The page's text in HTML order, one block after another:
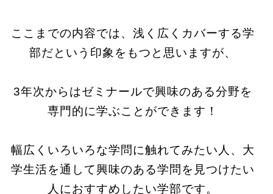
ここまでの内容では、浅く広くカバーする学
部だという印象をもつと思いますが、
3年次からはゼミナールで興味のある分野を
専門的に学ぶことができます！
幅広くいろいろな学問に触れてみたい人、大
学生活を通して興味のある学問を見つけたい
人におすすめしたい学部です。